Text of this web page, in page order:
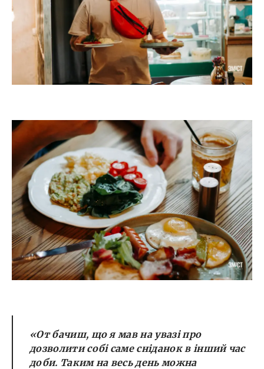
«От бачиш, що я мав на увазі про
дозволити собі саме сніданок в інший час
доби. Таким на весь день можна